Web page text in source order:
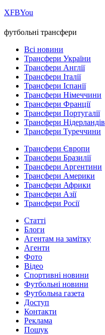
ХFBYou
футбольні трансфери
Всі новини
Трансфери України
Трансфери Англії
Трансфери Італії
Трансфери Іспанії
Трансфери Німеччини
Трансфери Франції
Трансфери Португалії
Трансфери Нідерландів
Трансфери Туреччини
Трансфери Європи
Трансфери Бразилії
Трансфери Аргентини
Трансфери Америки
Трансфери Африки
Трансфери Азії
Трансфери Росії
Статті
Блоги
Агентам на замітку
Агенти
Фото
Відео
Спортивні новини
Футбольні новини
Футбольна газета
Доступ
Контакти
Реклама
Пошук